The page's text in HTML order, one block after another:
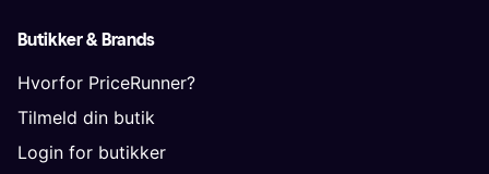
Butikker & Brands
Hvorfor PriceRunner?
Tilmeld din butik
Login for butikker